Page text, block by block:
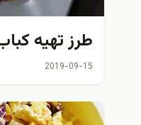
طرز تهیه
2019-09-15